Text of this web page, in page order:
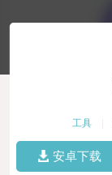
工具
安卓下载